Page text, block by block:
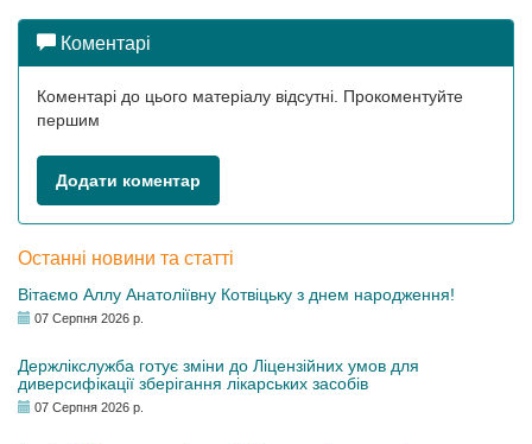
Коментарі
Коментарі до цього матеріалу відсутні. Прокоментуйте
першим
Додати коментар
Останні новини та статті
Вітаємо Аллу Анатоліївну Котвіцьку з днем народження!
07 Серпня 2026 р.
Держлікслужба готує зміни до Ліцензійних умов для
диверсифікації зберігання лікарських засобів
07 Серпня 2026 р.